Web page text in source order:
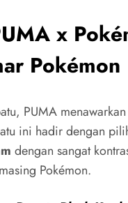
x
Pokémon
PUMA menawarkan
ini hadir dengan
dengan sangat
Pokémon.